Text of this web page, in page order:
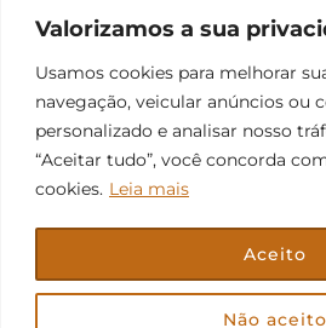
“Aceitar tudo”, você concorda com
Aceito
© 2026 Jr Plus Automação
Criação Fale